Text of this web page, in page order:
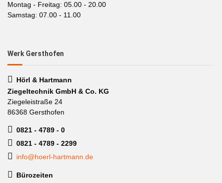
Montag - Freitag: 05.00 - 20.00
Samstag: 07.00 - 11.00
Werk Gersthofen
Hörl & Hartmann
Ziegeltechnik GmbH & Co. KG
Ziegeleistraße 24
86368 Gersthofen
0821 - 4789 - 0
0821 - 4789 - 2299
info@hoerl-hartmann.de
Bürozeiten